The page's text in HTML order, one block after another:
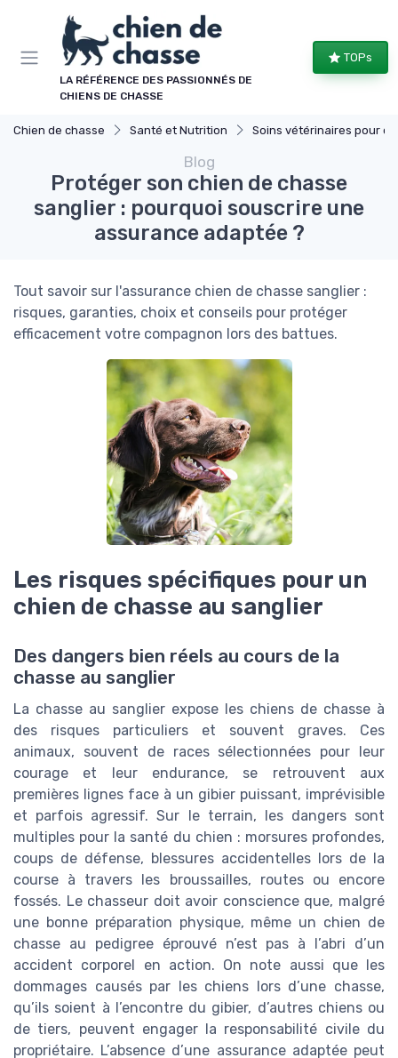
LA RÉFÉRENCE DES PASSIONNÉS DE
CHIENS DE CHASSE
TOPs
Chien de chasse Santé et Nutrition Soins vétérinaires pour chiens de chasse
Blog
Protéger son chien de chasse
sanglier : pourquoi souscrire une
assurance adaptée ?
Tout savoir sur l'assurance chien de chasse sanglier :
risques, garanties, choix et conseils pour protéger
efficacement votre compagnon lors des battues.
Les risques spécifiques pour un
chien de chasse au sanglier
Des dangers bien réels au cours de la
chasse au sanglier
La chasse au sanglier expose les chiens de chasse à
des risques particuliers et souvent graves. Ces
animaux, souvent de races sélectionnées pour leur
courage et leur endurance, se retrouvent aux
premières lignes face à un gibier puissant, imprévisible
et parfois agressif. Sur le terrain, les dangers sont
multiples pour la santé du chien : morsures profondes,
coups de défense, blessures accidentelles lors de la
course à travers les broussailles, routes ou encore
fossés. Le chasseur doit avoir conscience que, malgré
une bonne préparation physique, même un chien de
chasse au pedigree éprouvé n’est pas à l’abri d’un
accident corporel en action. On note aussi que les
dommages causés par les chiens lors d’une chasse,
qu’ils soient à l’encontre du gibier, d’autres chiens ou
de tiers, peuvent engager la responsabilité civile du
propriétaire. L’absence d’une assurance adaptée peut
Panneau de gestion des cookies